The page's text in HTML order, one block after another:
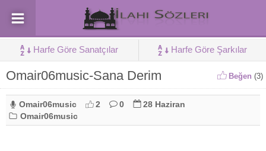
Harfe Göre Sanatçılar Harfe Göre Şarkılar
Omair06music-Sana Derim Beğen (3)
Omair06music 2 0
28 Haziran
Omair06music